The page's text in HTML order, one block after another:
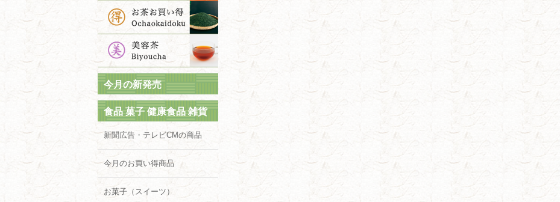
今月の新発売
食品 菓子 健康食品 雑貨
新聞広告・テレビCMの商品
今月のお買い得商品
お菓子（スイーツ）